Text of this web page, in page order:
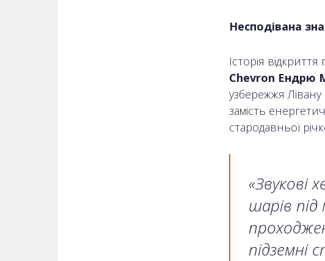
Несподівана
Історія
Chevron Ендрю
узбережжя
замість
стародавньої
«Звукові
шарів
підземні